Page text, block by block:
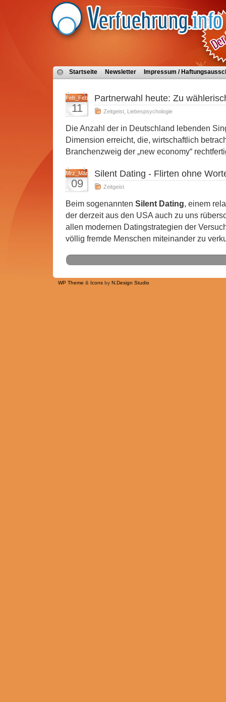
Startseite Newsletter Impressum /
Feb_Februar_abbreviation
11
Partnerwahl heute: Zu
Zeitgeist Liebespsychologie
Die Anzahl der in Deutschland lebenden
Dimension erreicht, die, wirtschaftlich
Branchenzweig der „new economy“
Mrz_März_abbreviation
09
Silent Dating - Flirten ohne
Zeitgeist
Beim sogenannten Silent Dating, einem
der derzeit aus den USA auch zu uns
allen modernen Datingstrategien der
völlig fremde Menschen miteinander zu
WP Theme & Icons by N.Design Studio